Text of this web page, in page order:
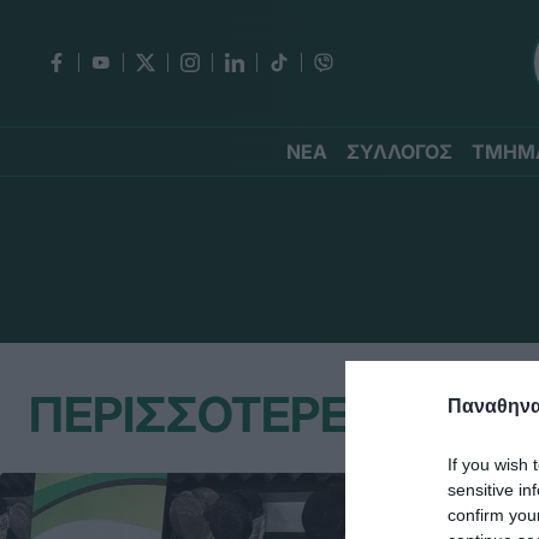
If you wish
sensitive
confirm
ΝΕΑ ΣΥΛΛΟΓΟΣ
ΠΕΡΙΣΣΟΤΕΡΕΣ